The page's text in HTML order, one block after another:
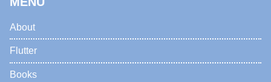
About
Flutter
Books